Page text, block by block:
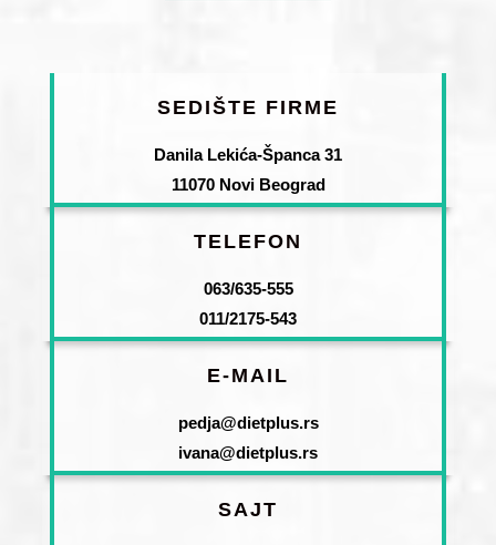
SEDIŠTE FIRME
Danila Lekića-Španca 31
11070 Novi Beograd
TELEFON
063/635-555
011/2175-543
E-MAIL
pedja@dietplus.rs
ivana@dietplus.rs
SAJT